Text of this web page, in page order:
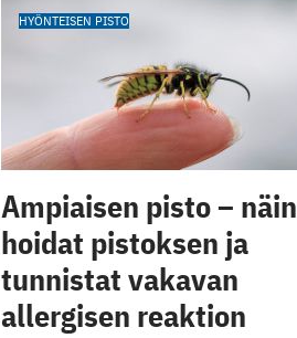
HYÖNTEISEN PISTO
Ampiaisen pisto – näin
hoidat pistoksen ja
tunnistat vakavan
allergisen reaktion